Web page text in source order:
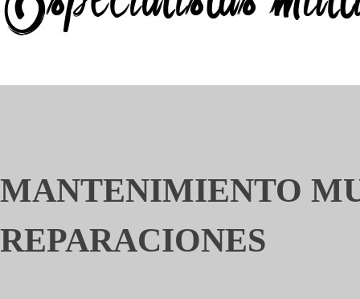
MANTENIMIENTO
REPARACIONES